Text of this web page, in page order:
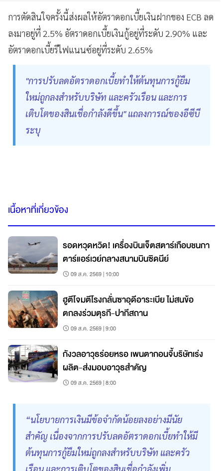
การตัดสินใจครั้งนี้ส่งผลให้อัตราดอกเบี้ยเงินฝากของ ECB ลด
ลงมาอยู่ที่ 2.5% อัตราดอกเบี้ยเงินกู้อยู่ที่ระดับ 2.90% และ
อัตราดอกเบี้ยรีไฟแนนซ์อยู่ที่ระดับ 2.65%
"การปรับลดอัตราดอกเบี้ยทำให้ต้นทุนการกู้ยืม
ใหม่ถูกลงสำหรับบริษัท และครัวเรือน และการ
เติบโตของสินเชื่อกำลังดีขึ้น" แถลงการณ์ของอีซีบี
ระบุ
เนื้อหาที่เกี่ยวข้อง
รอดหวุดหวิด! เครื่องบินเจ็ตสตาร์เกือบชนกา
ตาร์แอร์เวย์กลางสนามบินซิดนีย์
09 ส.ค. 2569 | 10:00
ฮูตีโจมตีโรงกลั่นซาอุดีอาระเบีย ไม่สนข้อ
ตกลงร่วมตุรกี-ปากีสถาน
09 ส.ค. 2569 | 9:00
กังวลอาวุธร่อยหรอ เพนตากอนจี้บริษัทเร่ง
ผลิต-ส่งมอบอาวุธสำคัญ
09 ส.ค. 2569 | 8:00
“นโยบายการเงินมีข้อจำกัดน้อยลงอย่างมีนัย
สำคัญ เนื่องจากการปรับลดอัตราดอกเบี้ยทำให้มี
ต้นทุนการกู้ยืมใหม่ถูกลงสำหรับบริษัท และครัว